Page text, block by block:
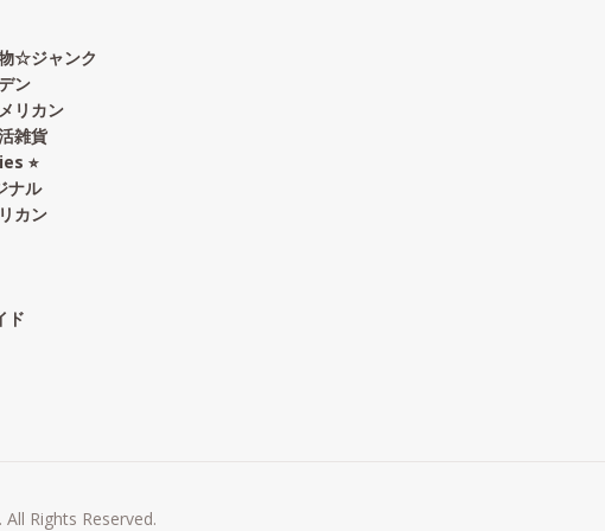
☆ジャンク
ン
リカン
雑貨
⭐︎
ナル
カン
ド
Rights Reserved.